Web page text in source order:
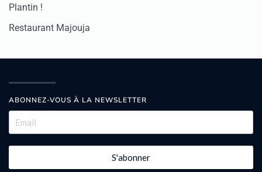
Plantin !
Restaurant Majouja
ABONNEZ-VOUS À LA NEWSLETTER
S'abonner